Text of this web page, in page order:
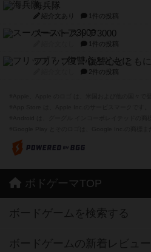
海兵隊
紹介文あり 1件の投稿
スーパーストア3000
1件の投稿
フリップ７：復讐心とともに
2件の投稿
ボドゲーマTOP
ボードゲームを検索する
ボードゲームの新着レビュー